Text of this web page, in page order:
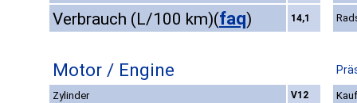
Verbrauch (L/100 km)(faq) 14,1
Motor / Engine
Zylinder V12